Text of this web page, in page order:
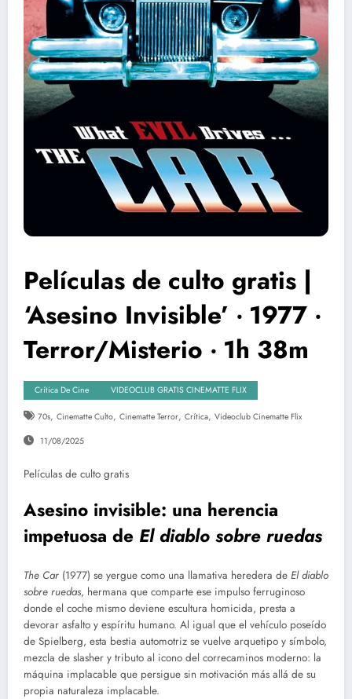
Películas de culto gratis |
‘Asesino Invisible’ ‧ 1977 ‧
Terror/Misterio ‧ 1h 38m
Crítica De Cine VIDEOCLUB GRATIS CINEMATTE FLIX
70s, Cinematte Culto, Cinematte Terror, Crítica, Videoclub Cinematte Flix
11/08/2025
Películas de culto gratis
Asesino invisible: una herencia
impetuosa de El diablo sobre ruedas
The Car (1977) se yergue como una llamativa heredera de El diablo
sobre ruedas, hermana que comparte ese impulso ferruginoso
donde el coche mismo deviene escultura homicida, presta a
devorar asfalto y espíritu humano. Al igual que el vehículo poseído
de Spielberg, esta bestia automotriz se vuelve arquetipo y símbolo,
mezcla de slasher y tributo al icono del correcaminos moderno: la
máquina implacable que persigue sin motivación más allá de su
propia naturaleza implacable.